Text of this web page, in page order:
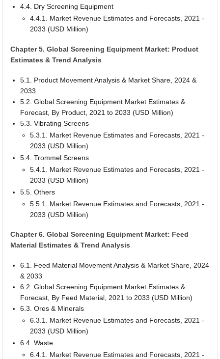
4.4. Dry Screening Equipment
4.4.1. Market Revenue Estimates and Forecasts, 2021 -
2033 (USD Million)
Chapter 5. Global Screening Equipment Market: Product
Estimates & Trend Analysis
5.1. Product Movement Analysis & Market Share, 2024 &
2033
5.2. Global Screening Equipment Market Estimates &
Forecast, By Product, 2021 to 2033 (USD Million)
5.3. Vibrating Screens
5.3.1. Market Revenue Estimates and Forecasts, 2021 -
2033 (USD Million)
5.4. Trommel Screens
5.4.1. Market Revenue Estimates and Forecasts, 2021 -
2033 (USD Million)
5.5. Others
5.5.1. Market Revenue Estimates and Forecasts, 2021 -
2033 (USD Million)
Chapter 6. Global Screening Equipment Market: Feed
Material Estimates & Trend Analysis
6.1. Feed Material Movement Analysis & Market Share, 2024
& 2033
6.2. Global Screening Equipment Market Estimates &
Forecast, By Feed Material, 2021 to 2033 (USD Million)
6.3. Ores & Minerals
6.3.1. Market Revenue Estimates and Forecasts, 2021 -
2033 (USD Million)
6.4. Waste
6.4.1. Market Revenue Estimates and Forecasts, 2021 -